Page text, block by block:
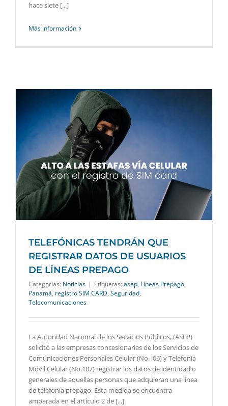
hace siete [...]
Más información
TELEFÓNICAS TENDRÁN QUE
REGISTRAR DATOS DE USUARIOS
DE LÍNEAS PREPAGO
Categorías: Noticias | Etiquetas: asep, Líneas Prepago,
Panamá, registro SIM CARD, Seguridad,
Telecomunicaciones
La Autoridad Nacional de los Servicios Públicos, (ASEP)
solicitó a las empresas concesionarias de los Servicios de
Comunicaciones Personales Celular (No. l06) y Telefonía
Móvil Celular (No.107) registrar los datos de identidad o
generales de aquellas personas que adquieran una línea
de telefonía prepago. Esta medida se encuentra
amparada en el artículo 2 de [...]